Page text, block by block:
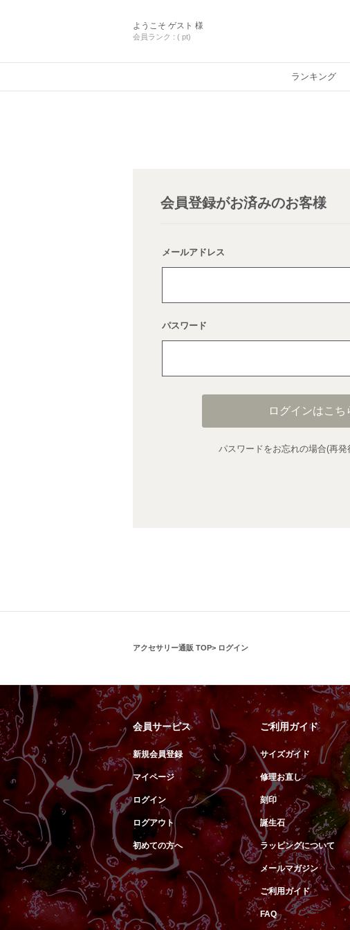
ようこそ ゲスト 様
会員ランク : ( pt)
ランキング
会員登録がお済みのお客様
メールアドレス
パスワード
ログインはこち
パスワードをお忘れの場合(再発
アクセサリー通販 TOP ログイン
会員サービス
新規会員登録
マイページ
ログイン
ログアウト
初めての方へ
ご利用ガイド
サイズガイド
修理お直し
刻印
誕生石
ラッピングについて
メールマガジン
ご利用ガイド
FAQ